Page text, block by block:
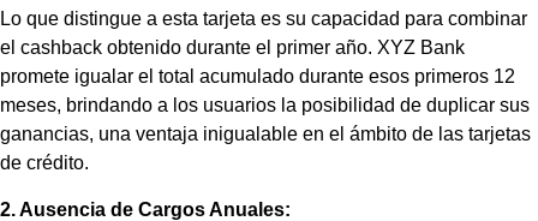
Lo que distingue a esta tarjeta es su capacidad para combinar
el cashback obtenido durante el primer año. XYZ Bank
promete igualar el total acumulado durante esos primeros 12
meses, brindando a los usuarios la posibilidad de duplicar sus
ganancias, una ventaja inigualable en el ámbito de las tarjetas
de crédito.
2. Ausencia de Cargos Anuales: